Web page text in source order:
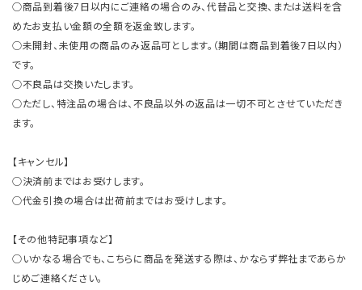
○商品到着後7日以内にご連絡の場合のみ、代替品と交換、または送料を含
めたお支払い金額の全額を返金致します。
○未開封、未使用の商品のみ返品可とします。（期間は商品到着後7日以内）
です。
○不良品は交換いたします。
○ただし、特注品の場合は、不良品以外の返品は一切不可とさせていただき
ます。
【キャンセル】
○決済前まではお受けします。
○代金引換の場合は出荷前まではお受けします。
【その他特記事項など】
○いかなる場合でも、こちらに商品を発送する際は、かならず弊社まであらか
じめご連絡ください。